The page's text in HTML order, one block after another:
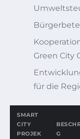
Green City
für die
SMART
CITY
PROJEK
G